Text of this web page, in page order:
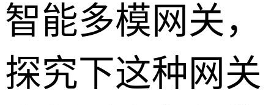
智能多模网关，
探究下这种网关